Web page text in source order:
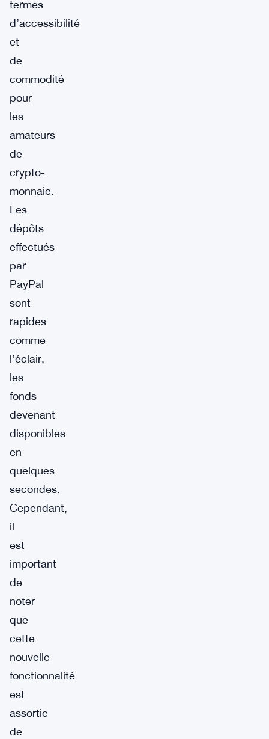
termes
d’accessibilité
et
de
commodité
pour
les
amateurs
de
crypto-
monnaie.
Les
dépôts
effectués
par
PayPal
sont
rapides
comme
l’éclair,
les
fonds
devenant
disponibles
en
quelques
secondes.
Cependant,
il
est
important
de
noter
que
cette
nouvelle
fonctionnalité
est
assortie
de